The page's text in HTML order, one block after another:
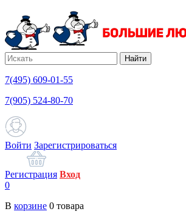
Найти
7(495) 609-01-55
7(905) 524-80-70
Войти Зарегистрироваться
Регистрация Вход
0
В корзине 0 товара